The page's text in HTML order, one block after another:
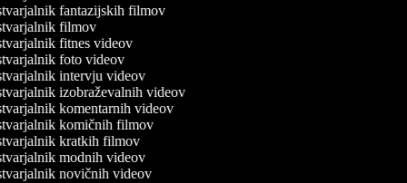
fantazijskih filmov
filmov
fitnes videov
foto videov
intervju videov
izobraževalnih videov
komentarnih videov
komičnih filmov
kratkih filmov
modnih videov
novičnih videov